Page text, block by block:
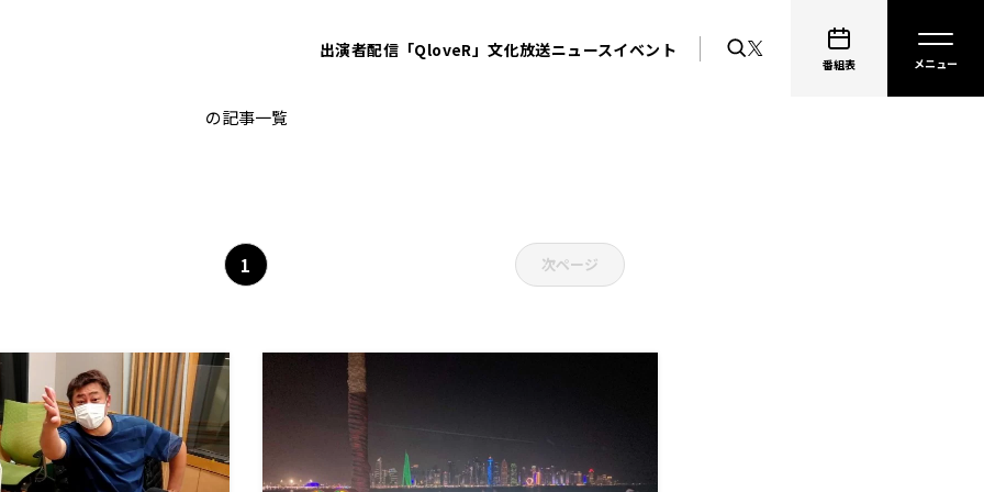
出演者配信「QloveR」文化放送ニュースイベント
番組表
FIFAワールドカップカタール大会
の記事一覧
1 次ページ